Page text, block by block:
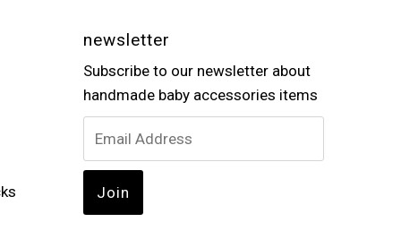
newsletter
Subscribe to our newsletter about
handmade baby accessories items